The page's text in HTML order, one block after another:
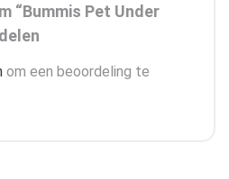
“Bummis Pet Under
om een beoordeling te